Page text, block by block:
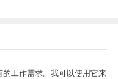
工作需求。我可以使用它来